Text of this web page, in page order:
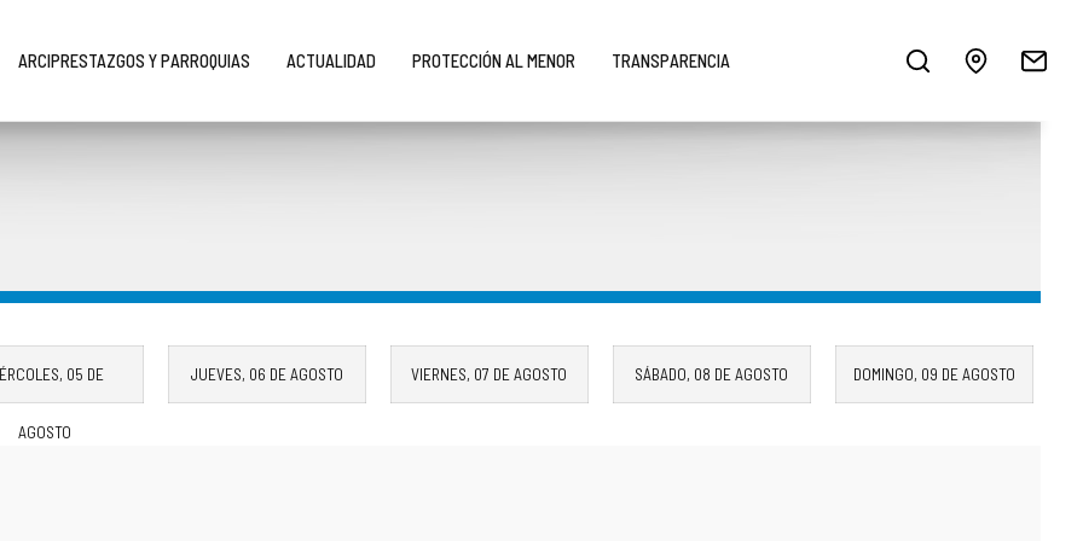
ARCIPRESTAZGOS Y PARROQUIAS ACTUALIDAD PROTECCIÓN AL MENOR TRANSPARENCIA
05 DE
AGOSTO
JUEVES, 06 DE AGOSTO VIERNES, 07 DE AGOSTO SÁBADO, 08 DE AGOSTO DOMINGO, 09 DE AGOSTO